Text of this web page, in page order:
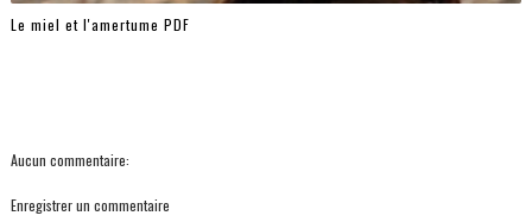
Le miel et l'amertume PDF
Aucun commentaire:
Enregistrer un commentaire